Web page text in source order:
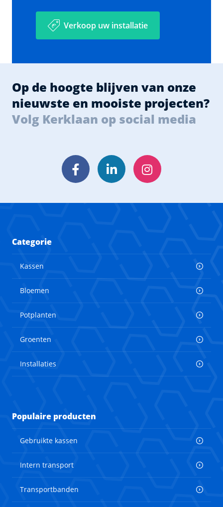
Verkoop uw installatie
Op de hoogte blijven van onze
nieuwste en mooiste projecten?
Volg Kerklaan op social media
FacebookLinkedInInstagram
Categorie
Kassen
Bloemen
Potplanten
Groenten
Installaties
Populaire producten
Gebruikte kassen
Intern transport
Transportbanden